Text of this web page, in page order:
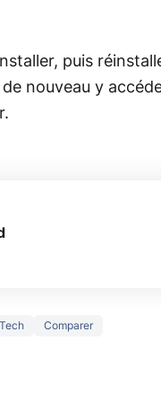
puis
nouveau y
Comparer